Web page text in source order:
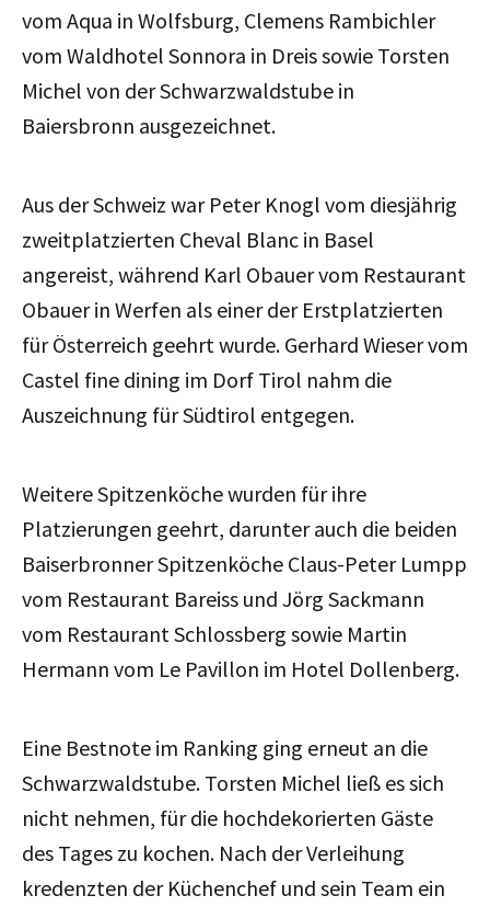
vom Aqua in Wolfsburg, Clemens Rambichler
vom Waldhotel Sonnora in Dreis sowie Torsten
Michel von der Schwarzwaldstube in
Baiersbronn ausgezeichnet.
Aus der Schweiz war Peter Knogl vom diesjährig
zweitplatzierten Cheval Blanc in Basel
angereist, während Karl Obauer vom Restaurant
Obauer in Werfen als einer der Erstplatzierten
für Österreich geehrt wurde. Gerhard Wieser vom
Castel fine dining im Dorf Tirol nahm die
Auszeichnung für Südtirol entgegen.
Weitere Spitzenköche wurden für ihre
Platzierungen geehrt, darunter auch die beiden
Baiserbronner Spitzenköche Claus-Peter Lumpp
vom Restaurant Bareiss und Jörg Sackmann
vom Restaurant Schlossberg sowie Martin
Hermann vom Le Pavillon im Hotel Dollenberg.
Eine Bestnote im Ranking ging erneut an die
Schwarzwaldstube. Torsten Michel ließ es sich
nicht nehmen, für die hochdekorierten Gäste
des Tages zu kochen. Nach der Verleihung
kredenzten der Küchenchef und sein Team ein